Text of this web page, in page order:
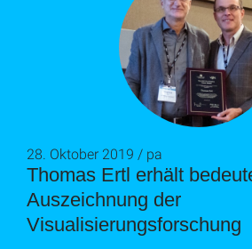
Thomas Ertl erhält
Auszeichnung der
Visualisierungsforschung
28. Oktober 2019 / pa